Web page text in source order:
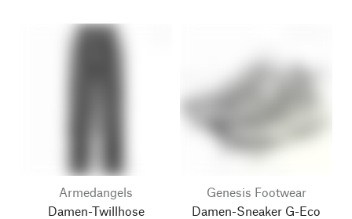
Armedangels
Damen-Twillhose
Genesis Footwear
Damen-Sneaker G-Eco